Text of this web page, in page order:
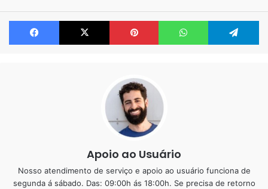
aplicações residenciais e comerciais, tem se destacado
como uma alternativa moderna, versátil e altamente
eficiente.
piso epóxi é um sistema de revestimento que, quando bem
especificado e aplicado, pode transformar completamente
um banheiro, oferecendo uma superfície monolítica,
contínua e de alta performance. Vamos explorar em
profundidade cada aspecto crucial para quem considera
Facebook X Pinterest WhatsApp
Apoio ao Usuário
Nosso atendimento de serviço e apoio ao usuário funciona de
segunda á sábado. Das: 09:00h ás 18:00h. Se precisa de retorno